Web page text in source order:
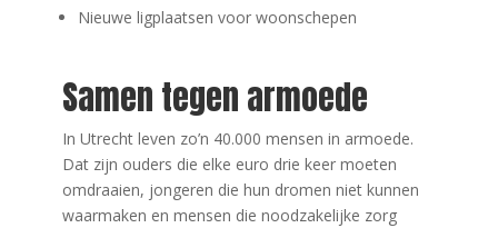
Nieuwe ligplaatsen voor woonschepen
Samen tegen armoede
In Utrecht leven zo’n 40.000 mensen in armoede.
Dat zijn ouders die elke euro drie keer moeten
omdraaien, jongeren die hun dromen niet kunnen
waarmaken en mensen die noodzakelijke zorg